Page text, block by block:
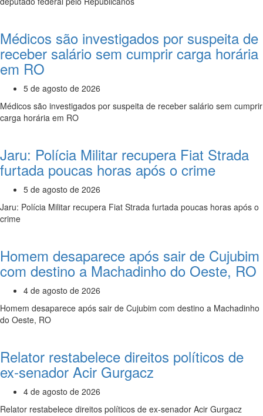
Médicos são investigados por suspeita de
receber salário sem cumprir carga horária
em RO
5 de agosto de 2026
Médicos são investigados por suspeita de receber salário sem cumprir
carga horária em RO
Jaru: Polícia Militar recupera Fiat Strada
furtada poucas horas após o crime
5 de agosto de 2026
Jaru: Polícia Militar recupera Fiat Strada furtada poucas horas após o
crime
Homem desaparece após sair de Cujubim
com destino a Machadinho do Oeste, RO
4 de agosto de 2026
Homem desaparece após sair de Cujubim com destino a Machadinho
do Oeste, RO
Relator restabelece direitos políticos de
ex-senador Acir Gurgacz
4 de agosto de 2026
Relator restabelece direitos políticos de ex-senador Acir Gurgacz